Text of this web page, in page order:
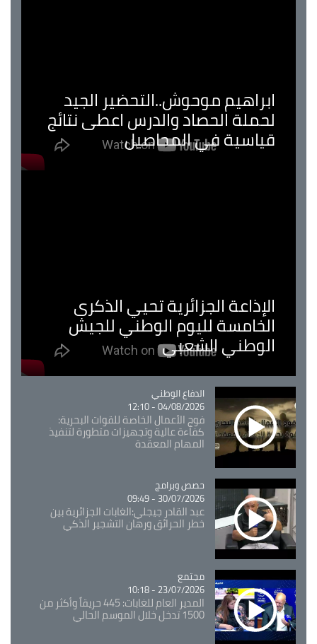
ابراهيم موحوش..التحضير الجيد
لحملة الحصاد والدرس اعطى نتائج
قياسية في المحاصيل
الإذاعة الجزائرية تحيي الذكرى
الخامسة لليوم الوطني للجيش
الوطني الشعبي
Catégorie
الدفاع الوطني
04/08/2026 - 12:10
فوج الأعمال الخاصة للقوات البحرية:
كفاءة عالية وتجهيزات متطورة لتنفيذ
المهام المعقدة
Catégorie
حصص وبرامج
30/07/2026 - 09:49
عبد القادر جيجلي:الغابات الجزائرية بين
خطر الحرائق ورهان التشجير الذكي
Catégorie
مجتمع
23/07/2026 - 10:18
المدير العام للغابات: 445 حريقاً وأكثر من
1500 تدخل خلال الموسم الحالي